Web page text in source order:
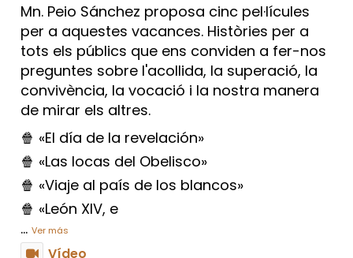
Mn. Peio Sánchez proposa cinc pel·lícules
per a aquestes vacances. Històries per a
tots els públics que ens conviden a fer-nos
preguntes sobre l'acollida, la superació, la
convivència, la vocació i la nostra manera
de mirar els altres.
🍿 «El día de la revelación»
🍿 «Las locas del Obelisco»
🍿 «Viaje al país de los blancos»
🍿 «León XIV, e
... Ver más
Vídeo